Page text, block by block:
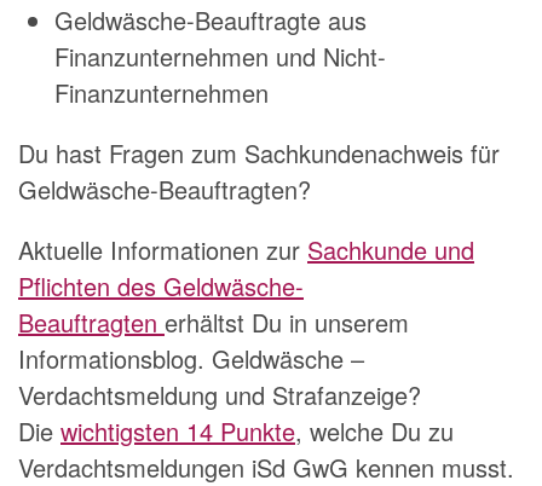
Geldwäsche-Beauftragte aus
Finanzunternehmen und Nicht-
Finanzunternehmen
Du hast Fragen zum Sachkundenachweis für
Geldwäsche-Beauftragten?
Aktuelle Informationen zur Sachkunde und
Pflichten des Geldwäsche-
Beauftragten erhältst Du in unserem
Informationsblog. Geldwäsche –
Verdachtsmeldung und Strafanzeige?
Die wichtigsten 14 Punkte, welche Du zu
Verdachtsmeldungen iSd GwG kennen musst.